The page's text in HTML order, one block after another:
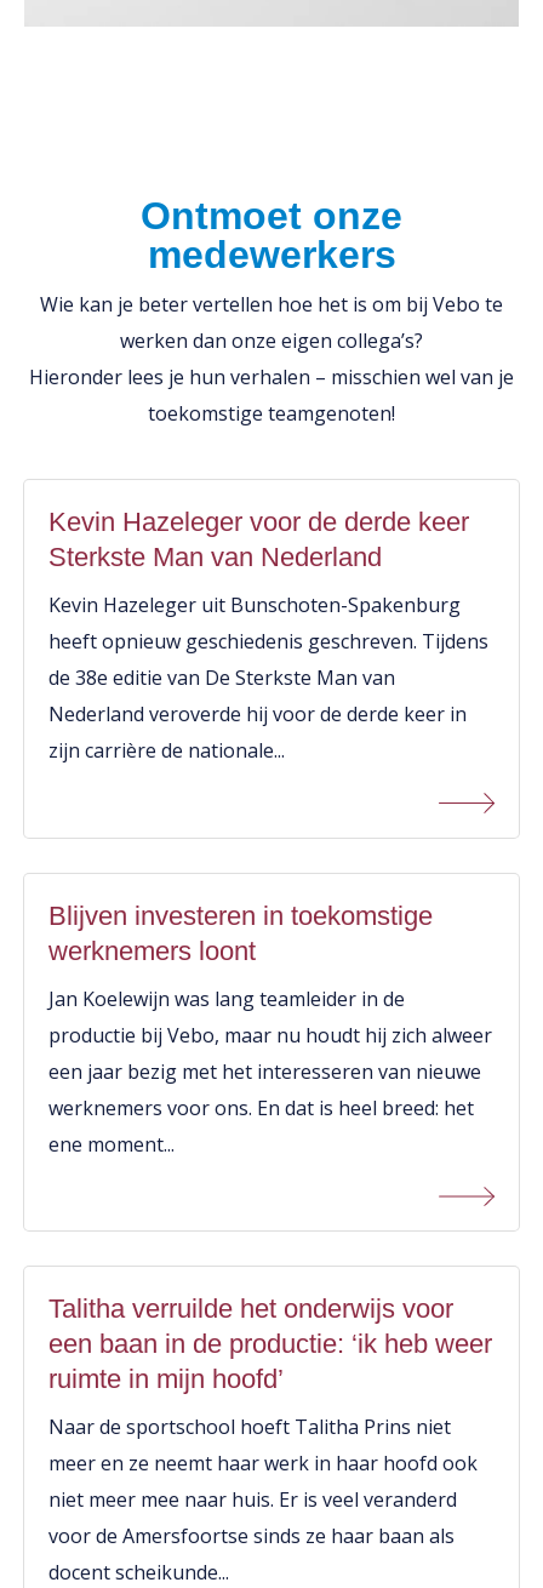
Ontmoet onze
medewerkers
Wie kan je beter vertellen hoe het is om bij Vebo te
werken dan onze eigen collega’s?
Hieronder lees je hun verhalen – misschien wel van je
toekomstige teamgenoten!
Kevin Hazeleger voor de derde keer
Sterkste Man van Nederland
Kevin Hazeleger uit Bunschoten-Spakenburg
heeft opnieuw geschiedenis geschreven. Tijdens
de 38e editie van De Sterkste Man van
Nederland veroverde hij voor de derde keer in
zijn carrière de nationale...
Blijven investeren in toekomstige
werknemers loont
Jan Koelewijn was lang teamleider in de
productie bij Vebo, maar nu houdt hij zich alweer
een jaar bezig met het interesseren van nieuwe
werknemers voor ons. En dat is heel breed: het
ene moment...
Talitha verruilde het onderwijs voor
een baan in de productie: ‘ik heb weer
ruimte in mijn hoofd’
Naar de sportschool hoeft Talitha Prins niet
meer en ze neemt haar werk in haar hoofd ook
niet meer mee naar huis. Er is veel veranderd
voor de Amersfoortse sinds ze haar baan als
docent scheikunde...